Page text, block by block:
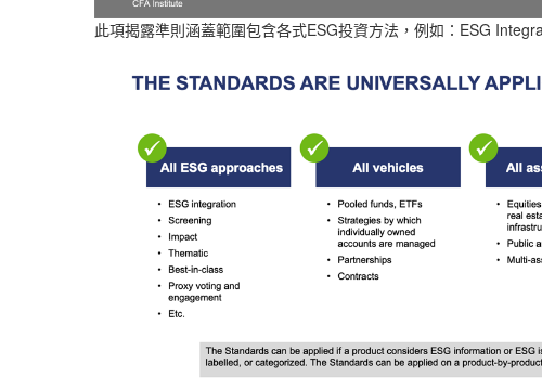
此項揭露準則涵蓋範圍包含各式ESG投資方法，例如： ESG